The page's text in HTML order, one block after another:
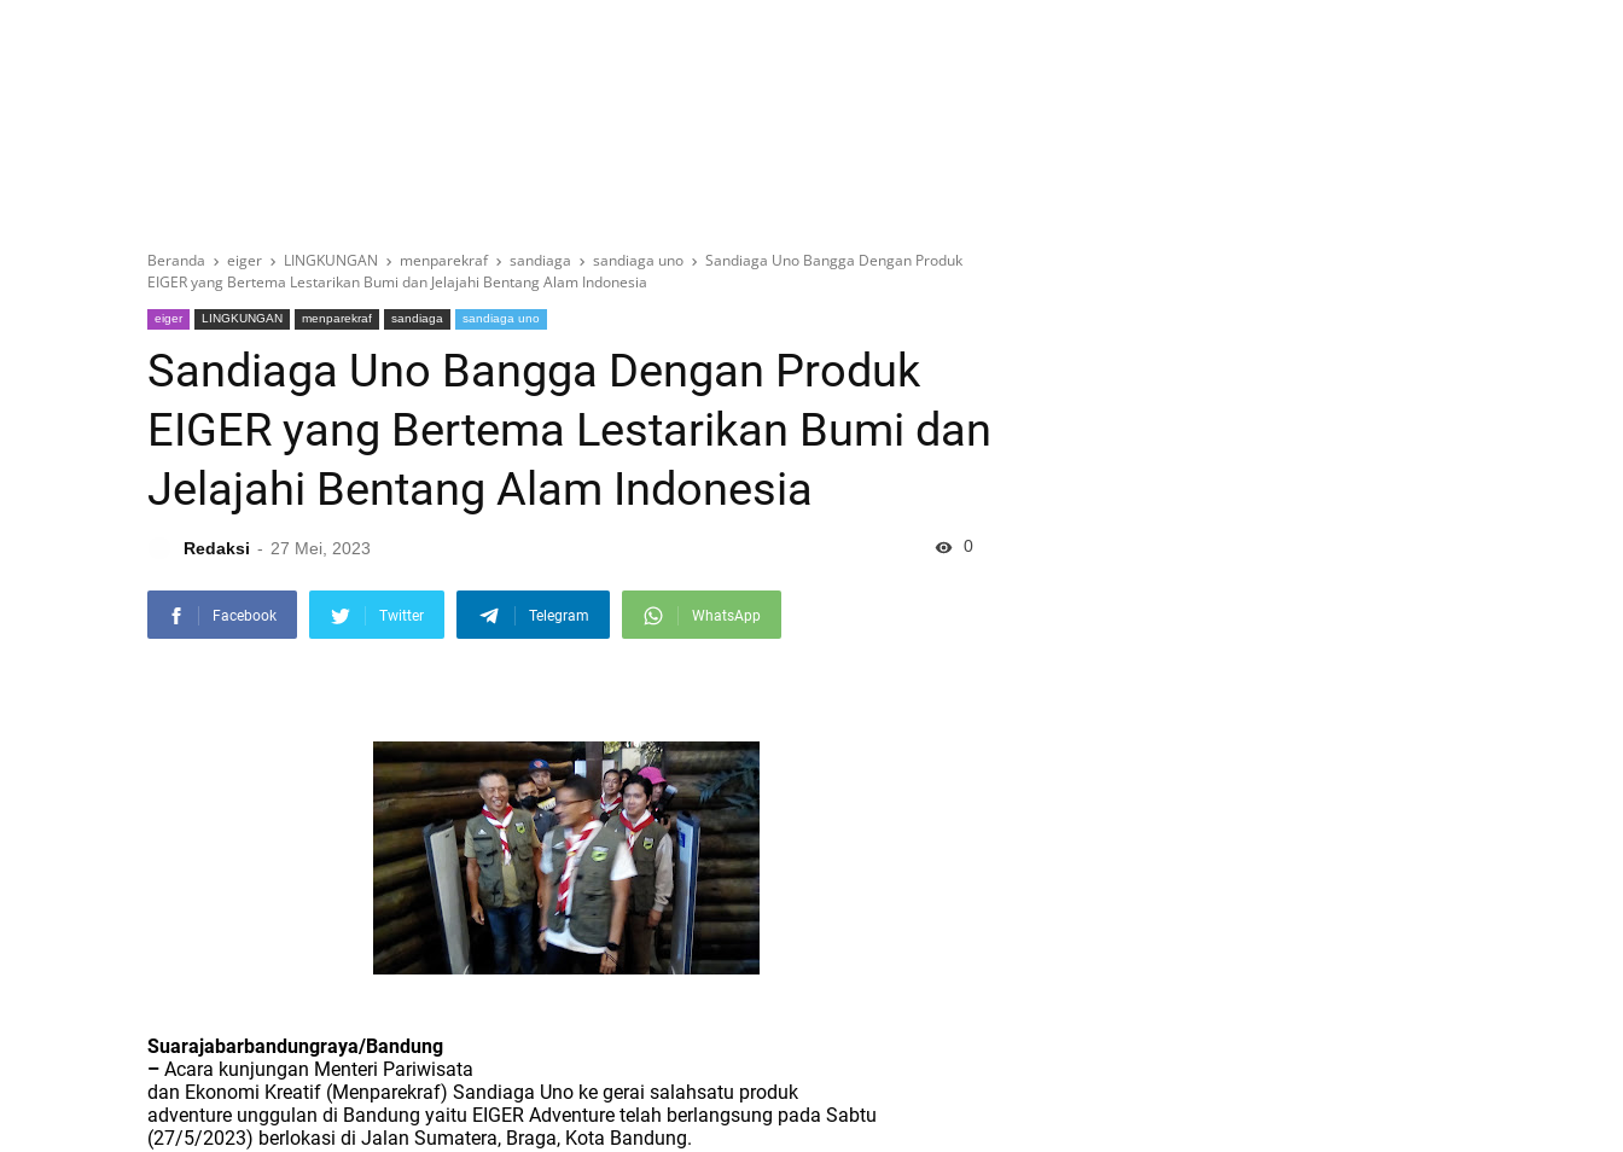
Beranda eiger LINGKUNGAN menparekraf sandiaga sandiaga uno
Sandiaga Uno Bangga Dengan Produk
EIGER yang Bertema Lestarikan Bumi dan Jelajahi Bentang Alam Indonesia
eiger LINGKUNGAN menparekraf sandiaga sandiaga uno
Sandiaga Uno Bangga Dengan Produk
EIGER yang Bertema Lestarikan Bumi dan
Jelajahi Bentang Alam Indonesia
Redaksi 27 Mei, 2023 0
Facebook Twitter Telegram WhatsApp
Suarajabarbandungraya/Bandung
– Acara kunjungan Menteri Pariwisata
dan Ekonomi Kreatif (Menparekraf) Sandiaga Uno ke gerai salahsatu produk
adventure unggulan di Bandung yaitu EIGER Adventure telah berlangsung pada Sabtu
(27/5/2023) berlokasi di Jalan Sumatera, Braga, Kota Bandung.